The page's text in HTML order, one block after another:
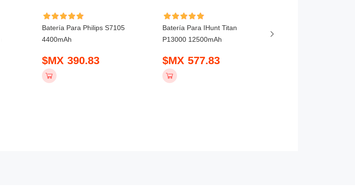
Batería Para Philips S7105
4400mAh
$MX 390.83
Batería Para IHunt Titan
P13000 12500mAh
$MX 577.83